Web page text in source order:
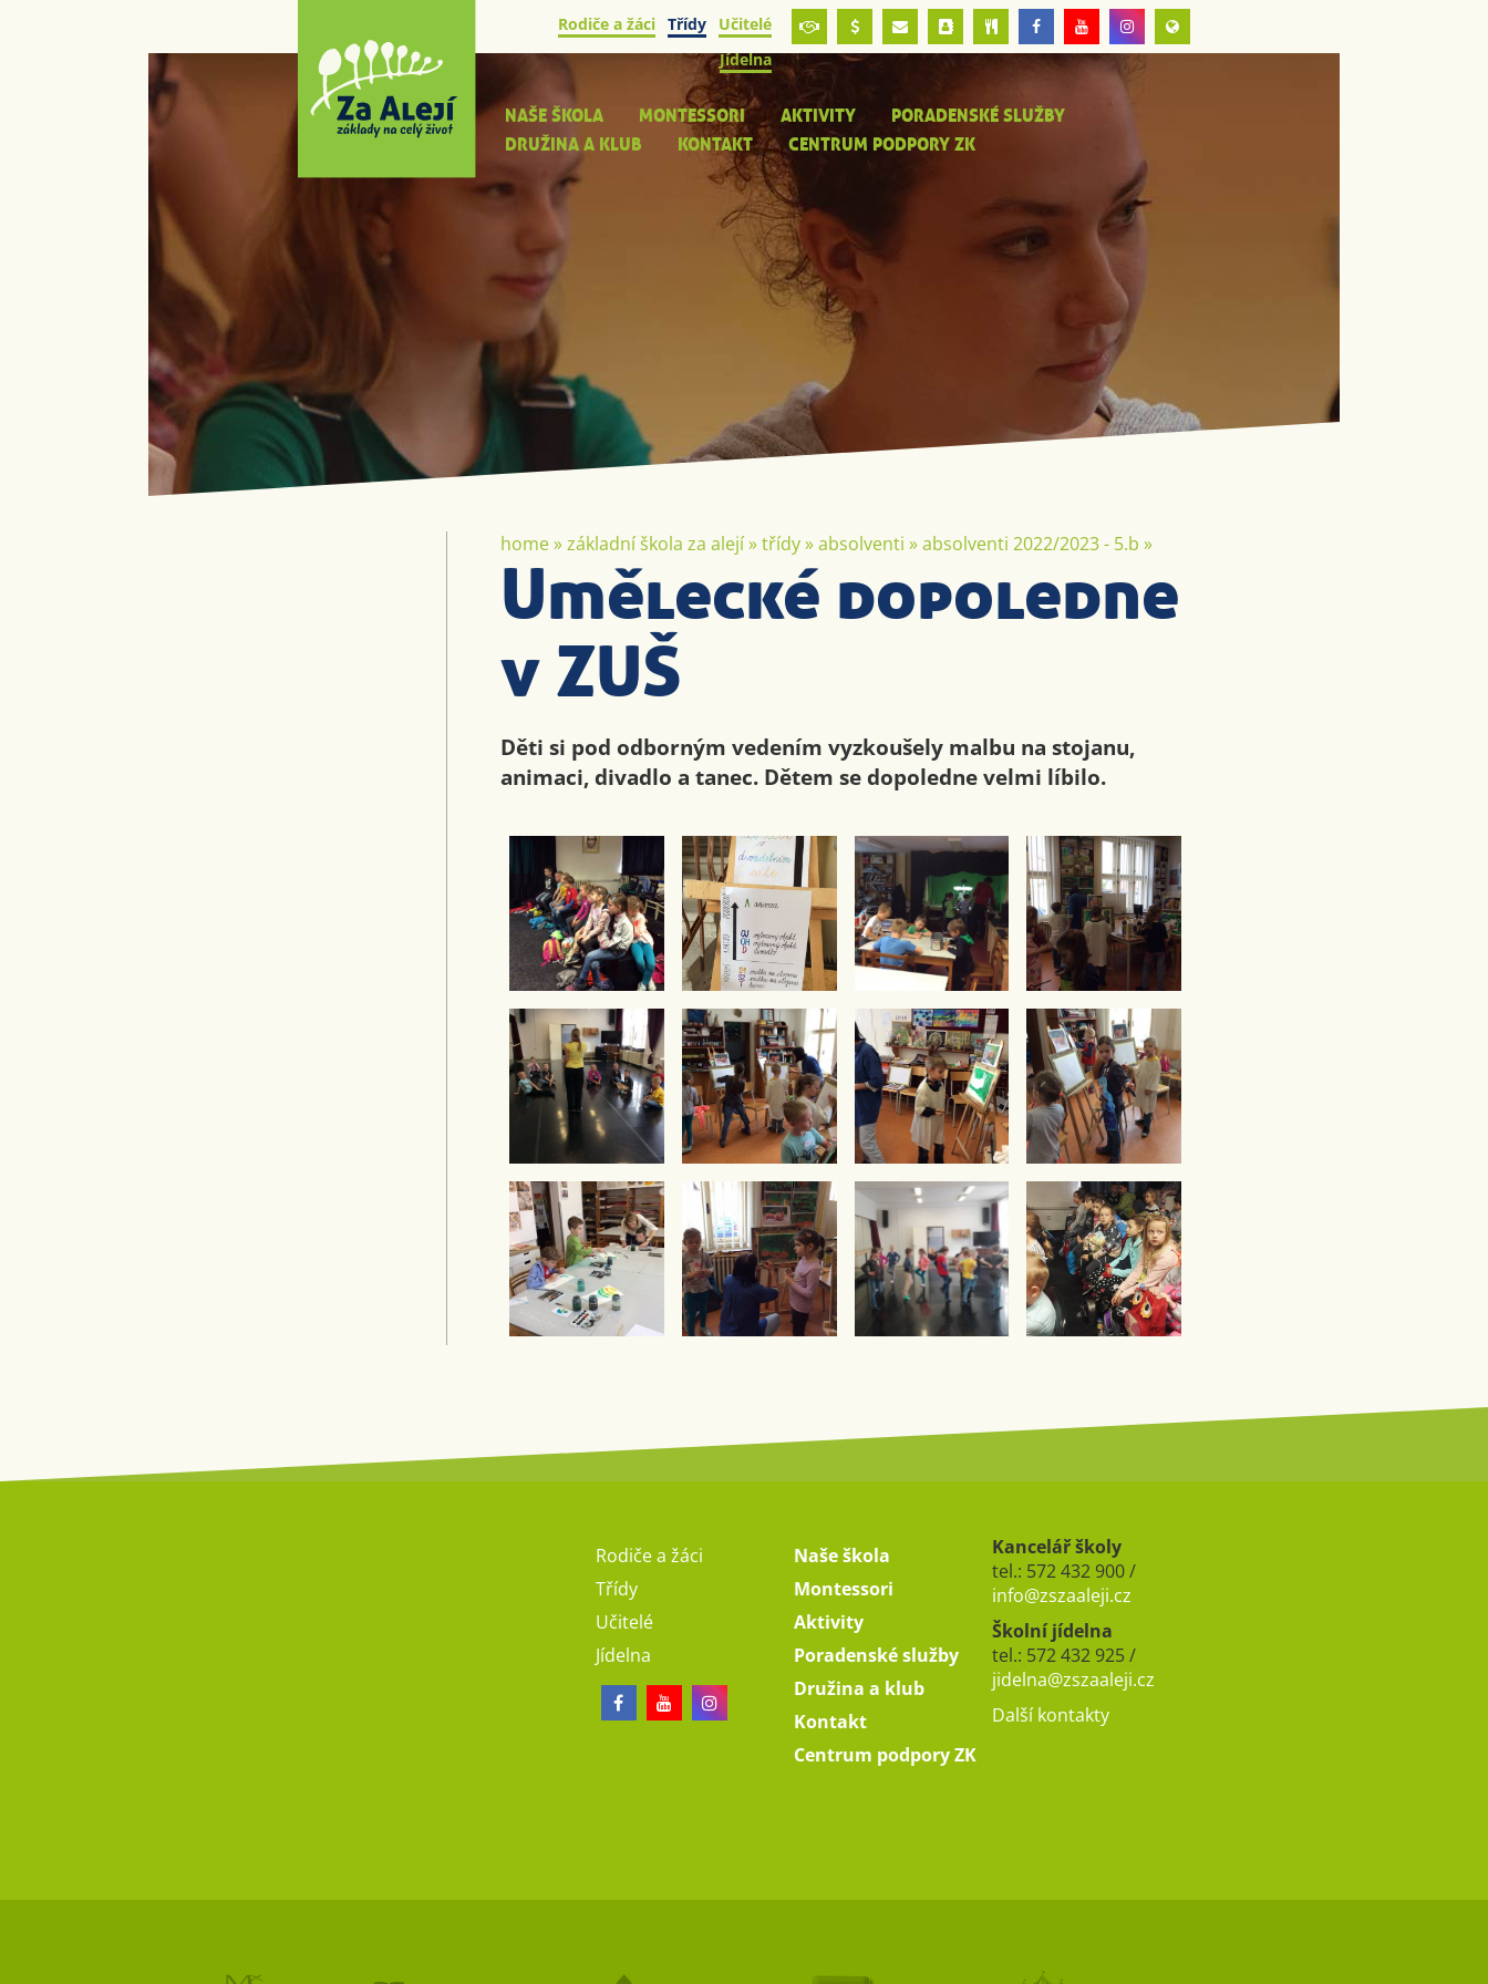
Rodiče a žáci Třídy
Učitelé
Jídelna
NAŠE ŠKOLA MONTESSORI AKTIVITY
PORADENSKÉ SLUŽBY
DRUŽINA A KLUB
KONTAKT CENTRUM PODPORY ZK
home»základní škola za alejí»třídy»absolventi »absolventi 2022/2023 - 5.b »
Umělecké dopoledne
v ZUŠ
Děti si pod odborným vedením vyzkoušely malbu na stojanu,
animaci, divadlo a tanec. Dětem se dopoledne velmi líbilo.
Rodiče a žáci
Třídy
Učitelé
Jídelna
Naše škola
Montessori
Aktivity
Poradenské služby
Družina a klub
Kontakt
Centrum podpory ZK
Kancelář školy
tel.: 572 432 900 /
info@zszaaleji.cz
Školní jídelna
tel.: 572 432 925 /
jidelna@zszaaleji.cz
Další kontakty